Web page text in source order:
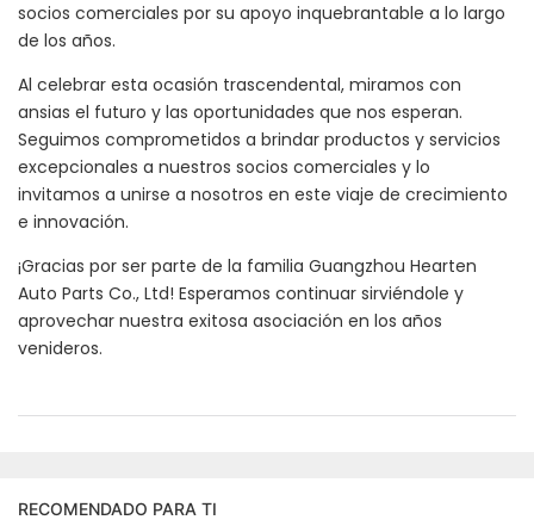
socios comerciales por su apoyo inquebrantable a lo largo
de los años.
Al celebrar esta ocasión trascendental, miramos con
ansias el futuro y las oportunidades que nos esperan.
Seguimos comprometidos a brindar productos y servicios
excepcionales a nuestros socios comerciales y lo
invitamos a unirse a nosotros en este viaje de crecimiento
e innovación.
¡Gracias por ser parte de la familia Guangzhou Hearten
Auto Parts Co., Ltd! Esperamos continuar sirviéndole y
aprovechar nuestra exitosa asociación en los años
venideros.
RECOMENDADO PARA TI